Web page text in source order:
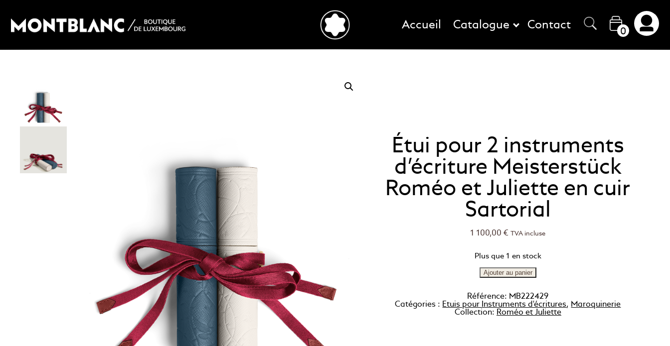
Accueil Catalogue Contact
0
Étui pour 2 instruments
d’écriture Meisterstück
Roméo et Juliette en cuir
Sartorial
1 100,00€ TVA incluse
Plus que 1 en stock
Ajouter au panier
Référence: MB222429
Catégories : Etuis pour Instruments d'écritures, Maroquinerie
Collection: Roméo et Juliette